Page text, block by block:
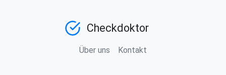
Checkdoktor
Über uns Kontakt